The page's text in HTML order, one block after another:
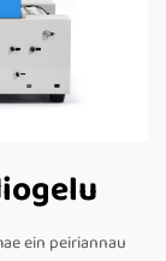
ein peiriannau